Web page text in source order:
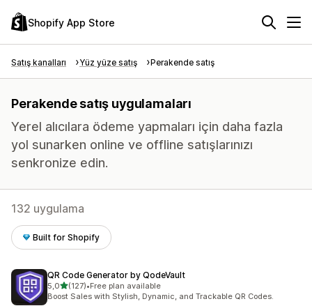
Shopify App Store
Satış kanalları Yüz yüze satış Perakende satış
Perakende satış uygulamaları
Yerel alıcılara ödeme yapmaları için daha fazla
yol sunarken online ve offline satışlarınızı
senkronize edin.
132 uygulama
Built for Shopify
QR Code Generator by QodeVault
5,05 yıldız üzerinden
(127)
toplam 127 değerlendirme
•Free plan available
Boost Sales with Stylish, Dynamic, and Trackable QR Codes.